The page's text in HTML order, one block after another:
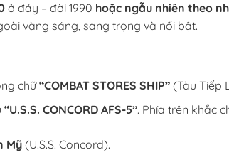
ở đáy – đời 1990 hoặc ngẫu nhiên theo
vàng sáng, sang trọng và nổi bật.
chữ“COMBAT STORES SHIP”(Tàu Tiếp
“U.S.S. CONCORD AFS-5”. Phía trên khắc
Mỹ(U.S.S. Concord).